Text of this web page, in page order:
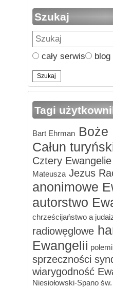
Szukaj
cały serwis
Tagi
Bart Ehrman Boże
Całun
Cztery Ewangelie
Mateusza Jezus
anonimowe
autorstwo
chrześcijaństwo a
radiowęglowe
Ewangelii
sprzeczności
wiarygodność
Niesiołowski-Spano św.